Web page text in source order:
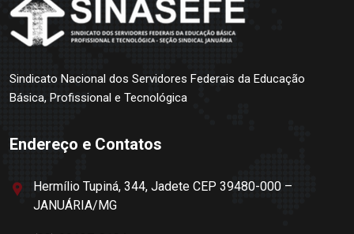
Sindicato Nacional dos Servidores Federais da Educação
Básica, Profissional e Tecnológica
Endereço e Contatos
Hermílio Tupiná, 344, Jadete CEP 39480-000 –
JANUÁRIA/MG